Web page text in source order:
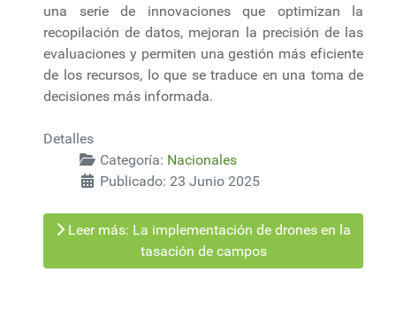
una serie de innovaciones que optimizan la
recopilación de datos, mejoran la precisión de las
evaluaciones y permiten una gestión más eficiente
de los recursos, lo que se traduce en una toma de
decisiones más informada.
Detalles
Categoría: Nacionales
Publicado: 23 Junio 2025
Leer más: La implementación de drones en la
tasación de campos